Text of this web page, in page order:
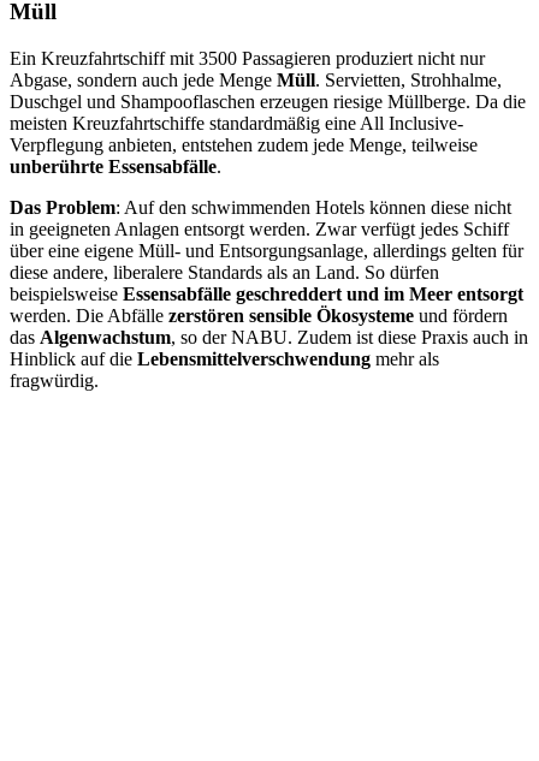
Müll
Ein Kreuzfahrtschiff mit 3500 Passagieren produziert nicht nur
Abgase, sondern auch jede Menge Müll. Servietten, Strohhalme,
Duschgel und Shampooflaschen erzeugen riesige Müllberge. Da die
meisten Kreuzfahrtschiffe standardmäßig eine All Inclusive-
Verpflegung anbieten, entstehen zudem jede Menge, teilweise
unberührte Essensabfälle.
Das Problem: Auf den schwimmenden Hotels können diese nicht
in geeigneten Anlagen entsorgt werden. Zwar verfügt jedes Schiff
über eine eigene Müll- und Entsorgungsanlage, allerdings gelten für
diese andere, liberalere Standards als an Land. So dürfen
beispielsweise Essensabfälle geschreddert und im Meer entsorgt
werden. Die Abfälle zerstören sensible Ökosysteme und fördern
das Algenwachstum, so der NABU. Zudem ist diese Praxis auch in
Hinblick auf die Lebensmittelverschwendung mehr als
fragwürdig.